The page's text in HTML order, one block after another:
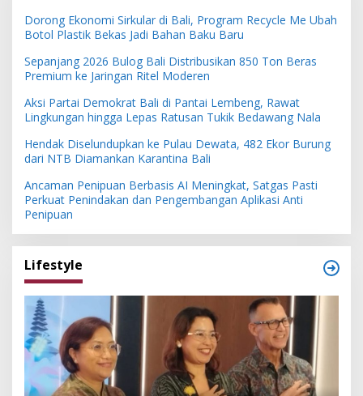
Dorong Ekonomi Sirkular di Bali, Program Recycle Me Ubah
Botol Plastik Bekas Jadi Bahan Baku Baru
Sepanjang 2026 Bulog Bali Distribusikan 850 Ton Beras
Premium ke Jaringan Ritel Moderen
Aksi Partai Demokrat Bali di Pantai Lembeng, Rawat
Lingkungan hingga Lepas Ratusan Tukik Bedawang Nala
Hendak Diselundupkan ke Pulau Dewata, 482 Ekor Burung
dari NTB Diamankan Karantina Bali
Ancaman Penipuan Berbasis AI Meningkat, Satgas Pasti
Perkuat Penindakan dan Pengembangan Aplikasi Anti
Penipuan
Lifestyle